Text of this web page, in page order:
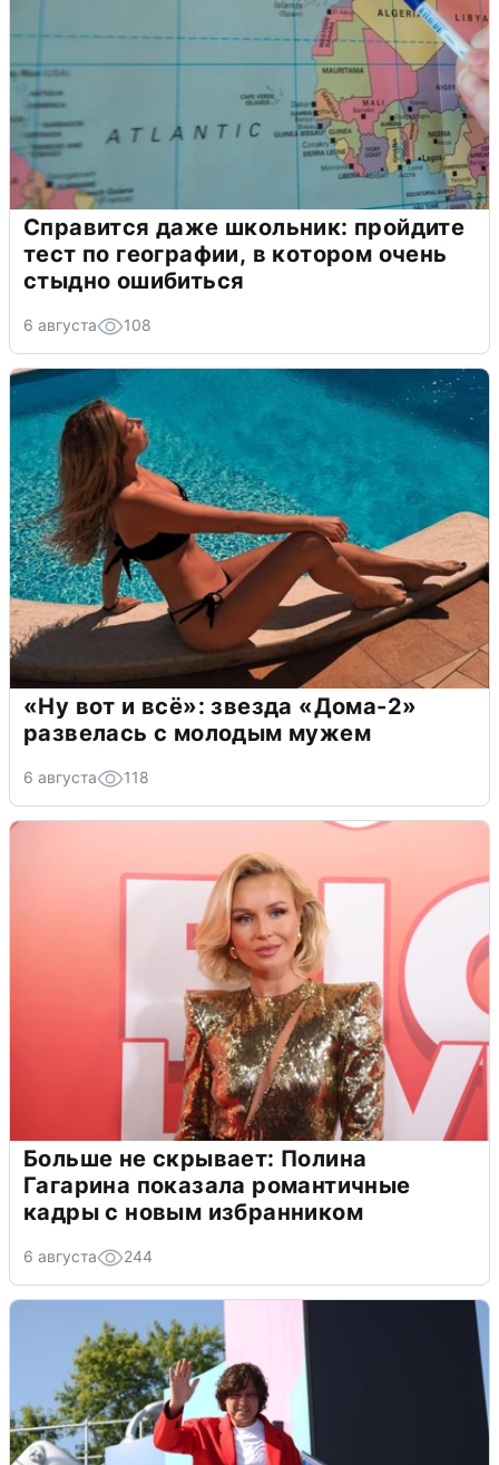
Справится даже школьник: пройдите
тест по географии, в котором очень
стыдно ошибиться
6 августа 108
«Ну вот и всё»: звезда «Дома-2»
развелась с молодым мужем
6 августа 118
Больше не скрывает: Полина
Гагарина показала романтичные
кадры с новым избранником
6 августа 244